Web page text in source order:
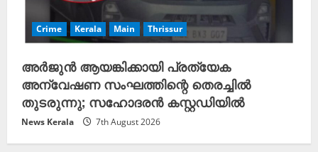
Crime Kerala Main Thrissur
അർജുൻ ആയങ്കിക്കായി പ്രത്യേക
അന്വേഷണ സംഘത്തിന്റെ തെരച്ചിൽ
തുടരുന്നു; സഹോദരൻ കസ്റ്റഡിയിൽ
News Kerala 7th August 2026